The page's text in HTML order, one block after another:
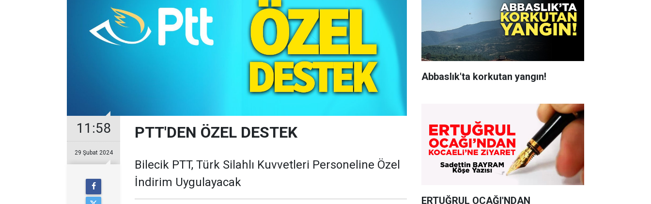
11:58
29 Şubat 2024
PTT'DEN ÖZEL DESTEK
Bilecik PTT, Türk Silahlı Kuvvetleri Personeline Özel
İndirim Uygulayacak
Abbaslık'ta korkutan yangın!
ERTUĞRUL OCAĞI'NDAN